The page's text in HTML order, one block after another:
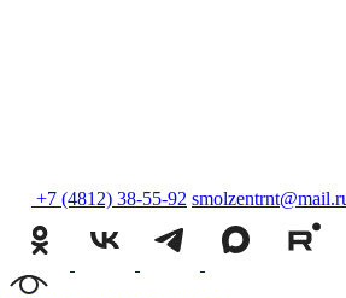
+7 (4812) 38-55-92